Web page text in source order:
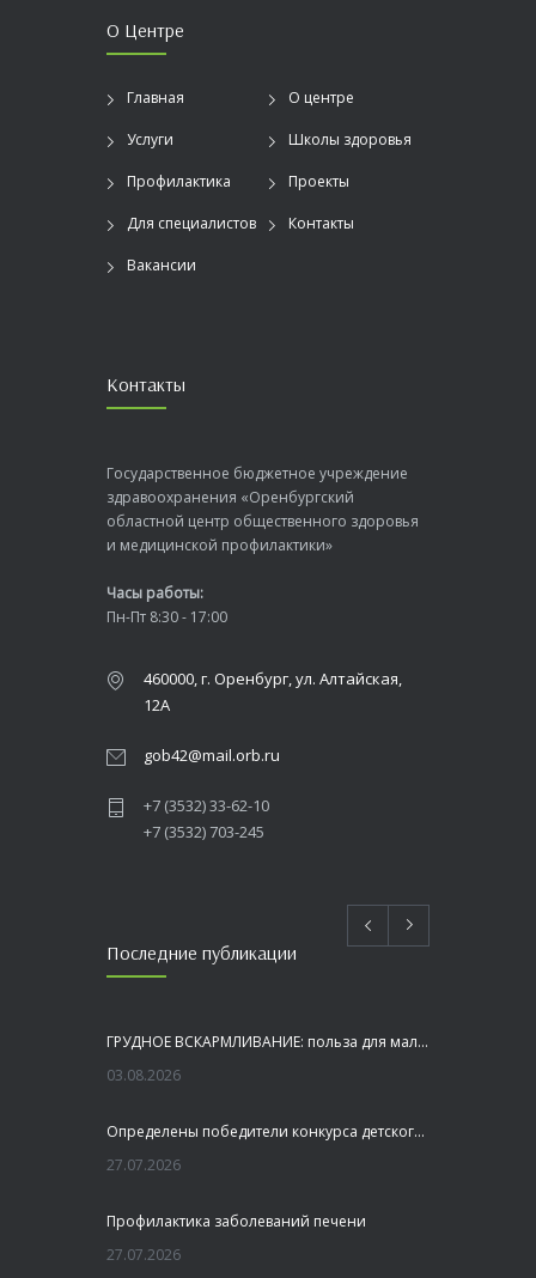
О Центре
Главная О центре
Услуги Школы здоровья
Профилактика Проекты
Для специалистов Контакты
Вакансии
Контакты
Государственное бюджетное учреждение
здравоохранения «Оренбургский
областной центр общественного здоровья
и медицинской профилактики»
Часы работы:
Пн-Пт 8:30 - 17:00
460000, г. Оренбург, ул. Алтайская,
12А
gob42@mail.orb.ru
+7 (3532) 33-62-10
+7 (3532) 703-245
Последние публикации
ГРУДНОЕ ВСКАРМЛИВАНИЕ: польза для малыша и мамы
03.08.2026
Определены победители конкурса детского рисунка «Я шагаю по Оренбуржью»
27.07.2026
Профилактика заболеваний печени
27.07.2026